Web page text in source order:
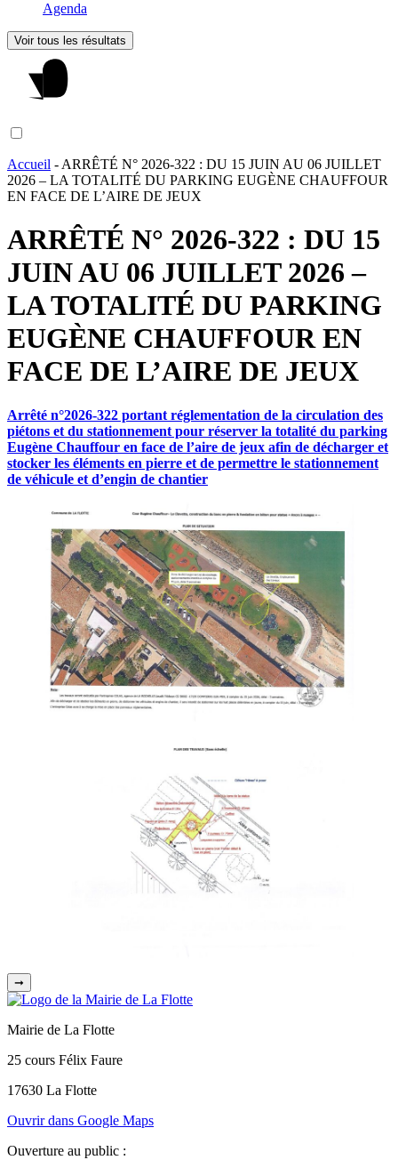
Agenda
Voir tous les résultats
Accueil - ARRÊTÉ N° 2026-322 : DU 15 JUIN AU 06 JUILLET
2026 – LA TOTALITÉ DU PARKING EUGÈNE CHAUFFOUR
EN FACE DE L’AIRE DE JEUX
ARRÊTÉ N° 2026-322 : DU 15
JUIN AU 06 JUILLET 2026 –
LA TOTALITÉ DU PARKING
EUGÈNE CHAUFFOUR EN
FACE DE L’AIRE DE JEUX
Arrêté n°2026-322 portant réglementation de la circulation des
piétons et du stationnement pour réserver la totalité du parking
Eugène Chauffour en face de l’aire de jeux afin de décharger et
stocker les éléments en pierre et de permettre le stationnement
de véhicule et d’engin de chantier
➞
Mairie de La Flotte
25 cours Félix Faure
17630 La Flotte
Ouvrir dans Google Maps
Ouverture au public :